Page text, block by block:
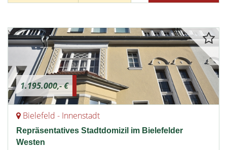
1.195.000,- €
Bielefeld - Innenstadt
Repräsentatives Stadtdomizil im Bielefelder
Westen